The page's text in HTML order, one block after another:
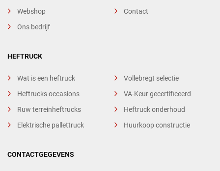
Webshop
Ons bedrijf
Contact
HEFTRUCK
Wat is een heftruck
Heftrucks occasions
Ruw terreinheftrucks
Elektrische pallettruck
Vollebregt selectie
VA-Keur gecertificeerd
Heftruck onderhoud
Huurkoop constructie
CONTACTGEGEVENS